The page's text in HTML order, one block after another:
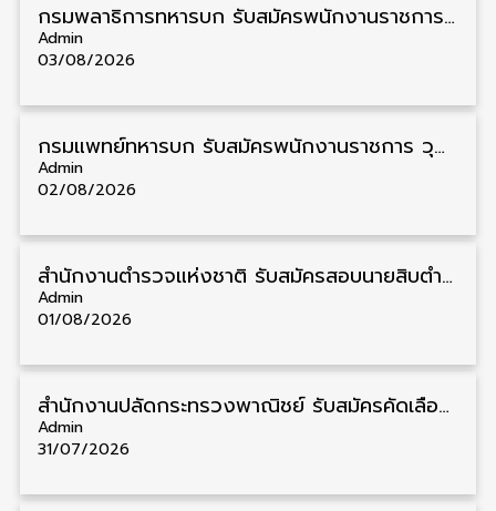
กรมพลาธิการทหารบก รับสมัครพนักงานราชการ วุฒิ ม.3/ม.6/ปวช. 66 อัตรา รับสมัคร 10 – 17 สิงหาคม
Admin
03/08/2026
กรมแพทย์ทหารบก รับสมัครพนักงานราชการ วุฒิ ม.3/ม.6/ปวช./ปวท./ปวส. 6 อัตรา รับสมัคร 3 – 7 สิงหาคม
Admin
02/08/2026
สำนักงานตำรวจแห่งชาติ รับสมัครสอบนายสิบตำรวจ วุฒิ ม.6/ปวช. 6,000 อัตรา รับสมัคร 8 – 19 สิงหาคม
Admin
01/08/2026
สำนักงานปลัดกระทรวงพาณิชย์ รับสมัครคัดเลือกพนักงานราชการ วุฒิ ปวส./ป.ตรี 11 อัตรา รับสมัคร 10 – 21 สิงหาคม
Admin
31/07/2026